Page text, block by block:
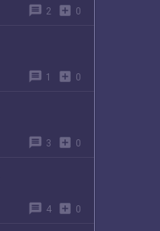
message 2 add_box 0
message 1 add_box 0
message 3 add_box 0
message 4 add_box 0